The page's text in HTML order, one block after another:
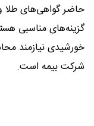
حاضر گواهی‌های طلا و
گزینه‌های مناسبی
خورشیدی نیازمند
شرکت بیمه است.